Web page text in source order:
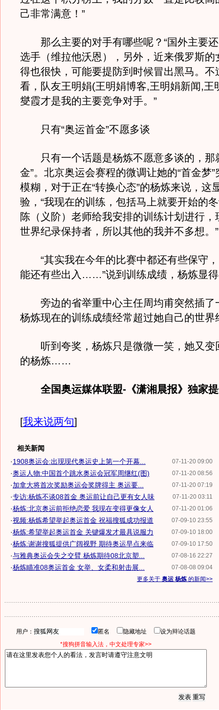
己非常满意！”
那么主要的对手有哪些呢？“国外主要还
选手（维拉他沃恩），另外，近来俄罗斯的
得也很快，可能要提防到时候冒出黑马。不
看，队友王明娟(王明娟博客,王明娟新闻,王
燮霞才是我的主要竞争对手。”
只有“奥运首金”不愿多谈
只有一个话题是杨炼不愿意多谈的，那
金”。北京奥运会赛程的微调让她的“首金梦
模糊，对于正在“转换心态”的杨炼来说，这
验，“我现在的训练，包括马上就要开始的
陈（义阶）老师给我安排的训练计划进行，
世界纪录保持者，所以其他的我并不多想。”
“其实我在今年的比赛中都还有些保守，
能还有些出入……”说到训练成绩，杨炼显
旁边的省举重中心主任周均甫突然插了
杨炼现在的训练成绩经常超过她自己的世界
听到夸奖，杨炼只是微微一笑，她又变
的杨炼……
全国奥运媒体联盟-《潇湘晨报》独家
[我来说两句]
相关新闻
07-11-20 09:00
·1908奥运会:出现现代奥运史上第一个开幕...
07-11-20 08:56
·奥运人物:中国首个跳水奥运会冠军周继红(图)
07-11-20 07:19
·加拿大将首次奖励奥运会奖牌得主 奥运要...
07-11-20 03:11
·专访:杨炼不谈08首金 奥运前让自己更有女人味
07-11-20 01:06
·杨炼:北京奥运前拒绝恋爱 我现在变得更像女人
07-09-10 23:55
·视频:杨炼希望举起奥运首金 祝福搜狐成功报道
07-09-10 18:00
·杨炼:希望举起奥运首金 关键爆发才最具说服力
07-09-10 17:50
·杨炼:谢谢搜狐提供广阔视野 期待奥运早点来临
07-08-16 22:27
·与雅典奥运会失之交臂 杨炼期待08北京塑...
07-08-08 09:04
·杨炼瞄准08奥运首金 女举、女柔和射击展...
更多关于 奥运 杨炼的新闻>>
用户： 匿名 隐藏地址
设为辩论话题
*搜狗拼音输入法，中文处理专家>>